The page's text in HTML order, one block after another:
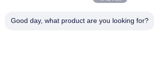
Σχετικά Με
Γύρος Εργοστασίων
Ποιοτικός
Good day, what product are you looking for?